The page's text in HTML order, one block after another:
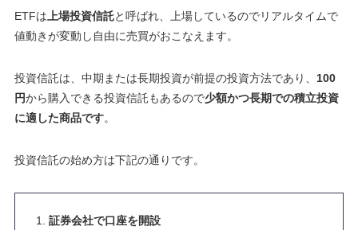
ETFは 上場投資信託と呼ばれ、上場しているのでリアルタイムで
値動きが変動し自由に売買がおこなえます。
投資信託は、中期または長期投資が前提の投資方法であり、 100
円から購入できる投資信託もあるので少額かつ長期での積立投資
に適した商品です。
投資信託の始め方は下記の通りです。
証券会社で口座を開設